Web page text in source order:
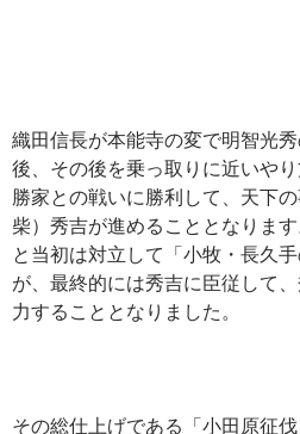
織田信長が本能寺の変で明智光
後、その後を乗っ取りに近いや
勝家との戦いに勝利して、天下
柴）秀吉が進めることとなりま
と当初は対立して「小牧・長久
が、最終的には秀吉に臣従して
力することとなりました。
その総仕上げである「小田原征